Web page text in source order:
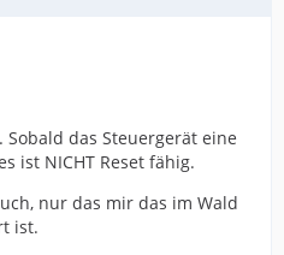
das Steuergerät eine
ist NICHT Reset fähig.
nur das mir das im Wald
ist.